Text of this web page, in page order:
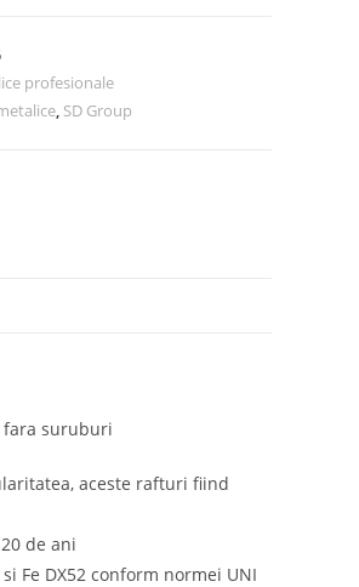
profesionale
, SD Group
fara suruburi
aceste rafturi fiind
de ani
Fe DX52 conform normei UNI